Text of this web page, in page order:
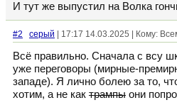
И тут же выпустил на Волка
#2 серый | 17:17 14.03.2025 | Кому:
Всё правильно. Сначала с всу
уже переговоры (мирные-
западе). Я лично болею за то,
хотим, а не как трампы они